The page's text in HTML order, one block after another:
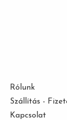
Rólunk
Szállítás -
Kapcsolat